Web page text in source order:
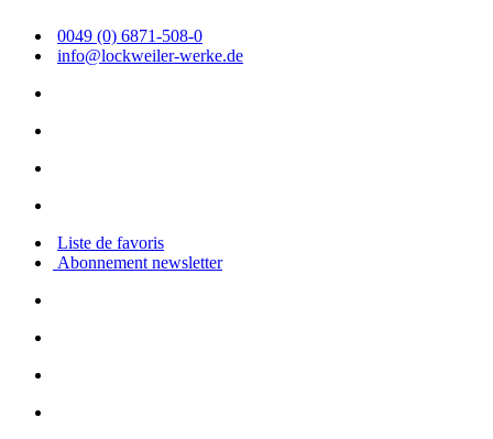
0049 (0) 6871-508-0
info@lockweiler-werke.de
Liste de favoris
Abonnement newsletter